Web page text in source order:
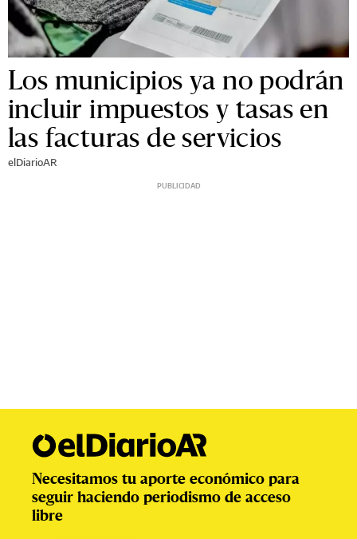
Los municipios ya no podrán
incluir impuestos y tasas en
las facturas de servicios
elDiarioAR
Necesitamos tu aporte económico para
seguir haciendo periodismo de acceso
libre